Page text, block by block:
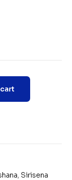
, Sirisena